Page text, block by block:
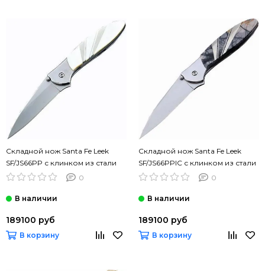
Складной нож Santa Fe Leek
SF/JS66PP с клинком из стали
Sandvik™ 14C28N, рукоять
0
189100 руб
В корзину
Складной нож Santa Fe Leek
SF/JS66PPIC с клинком из стали
Sandvik™ 14C28N, рукоять
0
189100 руб
В корзину